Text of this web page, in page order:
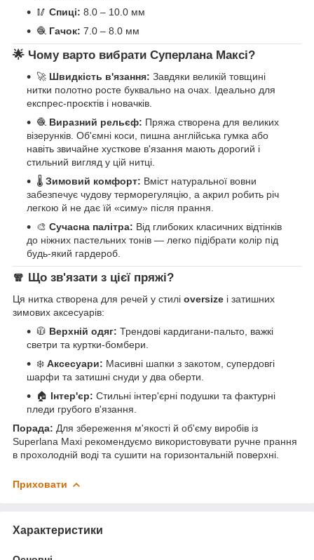
🥢 Спиці: 8.0 – 10.0 мм
🧶 Гачок: 7.0 – 8.0 мм
🌟 Чому варто вибрати Суперлана Максі?
🚀 Швидкість в'язання: Завдяки великій товщині
нитки полотно росте буквально на очах. Ідеально для
експрес-проєктів і новачків.
🧶 Виразний рельєф: Пряжа створена для великих
візерунків. Об'ємні коси, пишна англійська гумка або
навіть звичайне хусткове в'язання мають дорогий і
стильний вигляд у цій нитці.
🌡️ Зимовий комфорт: Вміст натуральної вовни
забезпечує чудову терморегуляцію, а акрил робить річ
легкою й не дає їй «симу» після прання.
🎨 Сучасна палітра: Від глибоких класичних відтінків
до ніжних пастельних тонів — легко підібрати колір під
будь-який гардероб.
🧣 Що зв'язати з цієї пряжі?
Ця нитка створена для речей у стилі oversize і затишних
зимових аксесуарів:
🧥 Верхній одяг: Трендові кардигани-пальто, важкі
светри та куртки-бомбери.
❄️ Аксесуари: Масивні шапки з закотом, супердовгі
шарфи та затишні снуди у два оберти.
🏠 Інтер'єр: Стильні інтер'єрні подушки та фактурні
пледи грубого в'язання.
Порада: Для збереження м'якості й об'єму виробів із
Superlana Maxi рекомендуємо використовувати ручне прання
в прохолодній воді та сушити на горизонтальній поверхні.
Приховати
Характеристики